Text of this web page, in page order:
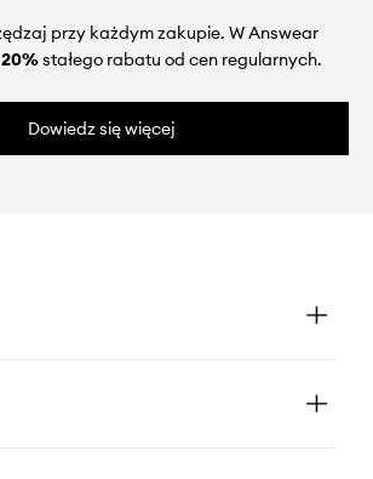
przy każdym zakupie. W Answear
20%stałego rabatu od cen regularnych.
Dowiedz się więcej